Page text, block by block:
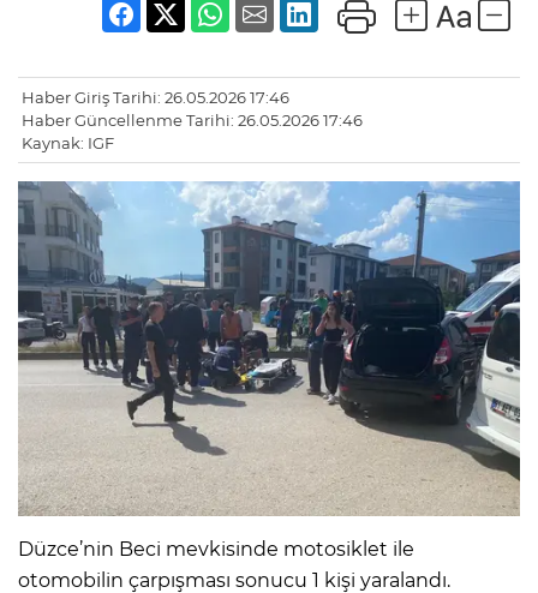
Haber Giriş Tarihi: 26.05.2026 17:46
Haber Güncellenme Tarihi: 26.05.2026 17:46
Kaynak: IGF
Düzce’nin Beci mevkisinde motosiklet ile
otomobilin çarpışması sonucu 1 kişi yaralandı.